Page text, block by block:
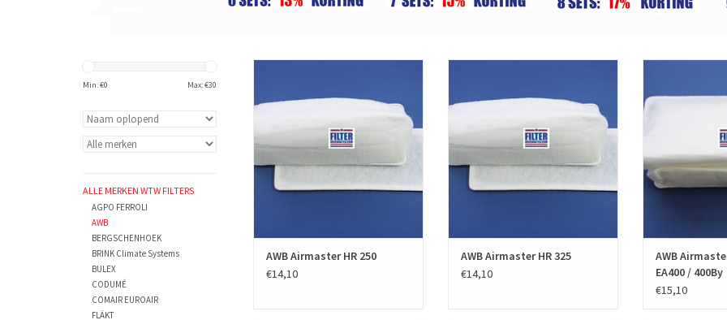
Min: €0 Max: €30
ALLE MERKEN WTW FILTERS
AGPO FERROLI
AWB
BERGSCHENHOEK
BRINK Climate Systems
BULEX
CODUMÉ
COMAIR EUROAIR
FLÄKT
fabrikantnummer A042501.20 en zijn
volgens de Europese normering EN
779 geproduceerd. Deze WTW filters
hebben filterklasse G3.
TOEVOEGEN AAN WINKELWAGEN
AWB Airmaster HR 250
€14,10
bestaat uit 3 filters en hebben
fabrikantnummer 0020020997 G4
kwaliteit en normering EN779
AWB Airmaster HR 325
€14,10
400.02 / EA400 /
volgens de
779
hebben
TOEVOEGEN
AWB
EA400 / 400By
€15,10